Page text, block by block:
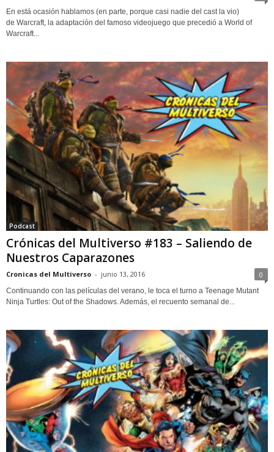
En está ocasión hablamos (en parte, porque casi nadie del cast la vio)
de Warcraft, la adaptación del famoso videojuego que precedió a World of
Warcraft...
Podcast
Crónicas del Multiverso #183 – Saliendo de
Nuestros Caparazones
Cronicas del Multiverso - junio 13, 2016 0
Continuando con las películas del verano, le toca el turno a Teenage Mutant
Ninja Turtles: Out of the Shadows. Además, el recuento semanal de...